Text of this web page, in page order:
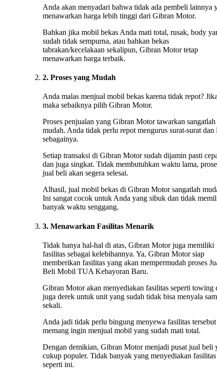
Anda akan menyadari bahwa tidak ada pembeli lainnya
menawarkan harga lebih tinggi dari Gibran Motor.
Bahkan jika mobil bekas Anda mati total, rusak, body
sudah tidak sempurna, atau bahkan bekas
tabrakan/kecelakaan sekalipun, Gibran Motor tetap
menawarkan harga terbaik.
2. Proses yang Mudah
Anda malas menjual mobil bekas karena tidak repot?
maka sebaiknya pilih Gibran Motor.
Proses penjualan yang Gibran Motor tawarkan sangatlah
mudah. Anda tidak perlu repot mengurus surat-surat dan
sebagainya.
Setiap transaksi di Gibran Motor sudah dijamin pasti
dan juga singkat. Tidak membutuhkan waktu lama,
jual beli akan segera selesai.
Alhasil, jual mobil bekas di Gibran Motor sangatlah
Ini sangat cocok untuk Anda yang sibuk dan tidak
banyak waktu senggang.
3. Menawarkan Fasilitas Menarik
Tidak hanya hal-hal di atas, Gibran Motor juga memiliki
fasilitas sebagai kelebihannya. Ya, Gibran Motor siap
memberikan fasilitas yang akan mempermudah proses
Beli Mobil TUA Kebayoran Baru.
Gibran Motor akan menyediakan fasilitas seperti towing
juga derek untuk unit yang sudah tidak bisa menyala
sekali.
Anda jadi tidak perlu bingung menyewa fasilitas
memang ingin menjual mobil yang sudah mati total.
Dengan demikian, Gibran Motor menjadi pusat jual beli
cukup populer. Tidak banyak yang menyediakan fasilitas
seperti ini.